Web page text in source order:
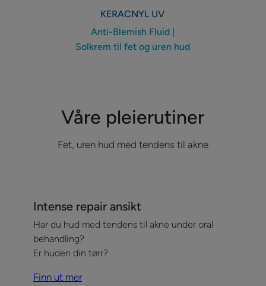
hud
KERACNYLUV
Anti-Blemish Fluid |
Solkrem til fet og uren hud
Våre pleierutiner
Fet, uren hud med tendens til akne
ut
mer
Intense
repair
ansikt
Intense repair ansikt
Har du hud med tendens til akne under oral
behandling?
Er huden din tørr?
Finn ut mer